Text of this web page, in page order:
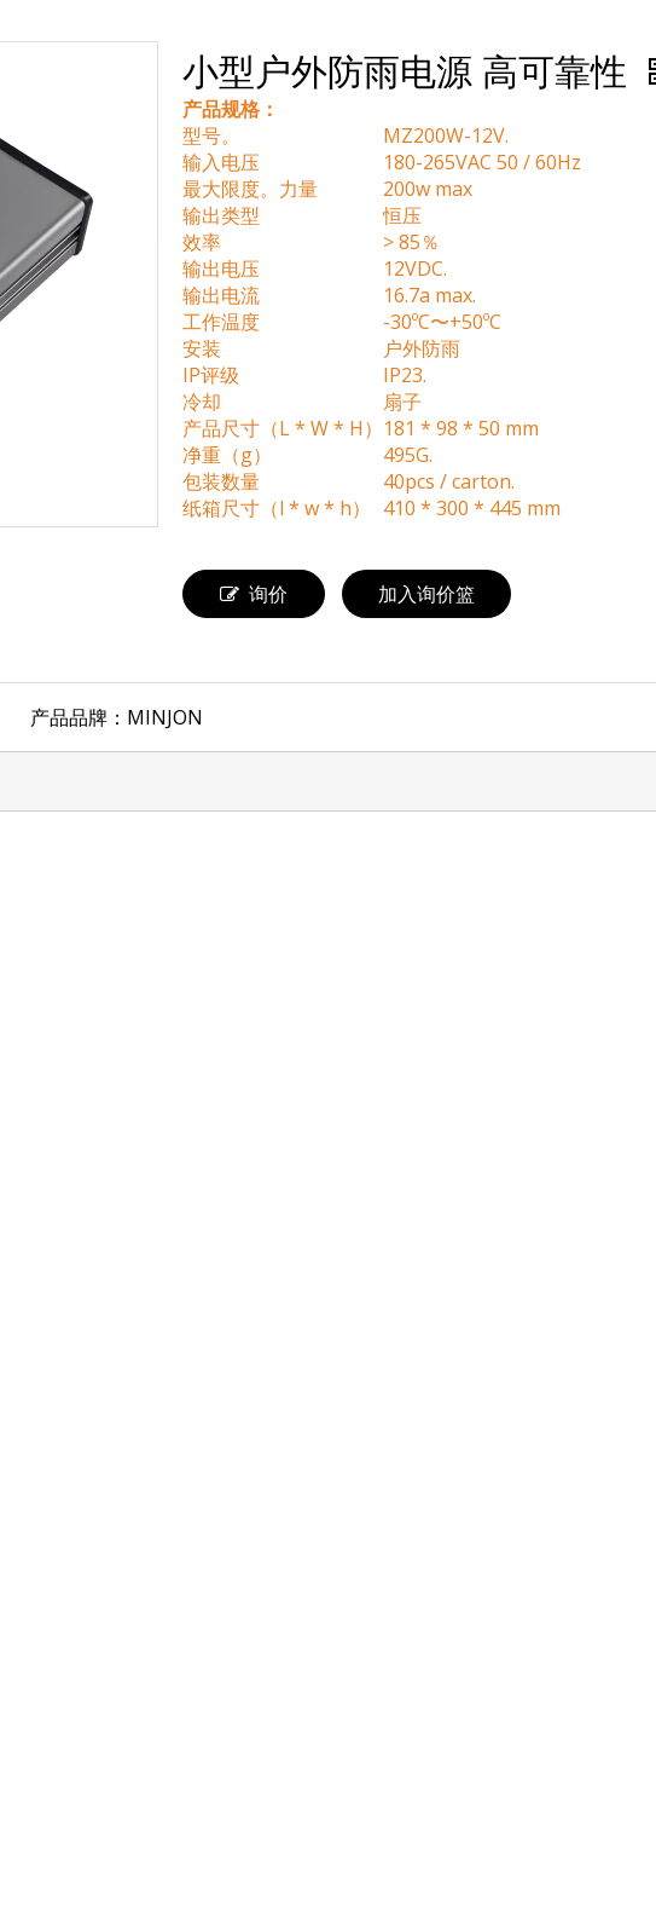
小型户外防雨电源 高可靠性
产品规格：
型号。
MZ200W-12V.
输入电压
180-265VAC 50 / 60Hz
最大限度。力量
200w max
输出类型
恒压
效率
> 85％
输出电压
12VDC.
输出电流
16.7a max.
工作温度
-30ºC〜+50ºC
安装
户外防雨
IP评级
IP23.
冷却
扇子
产品尺寸（L * W * H） 181 * 98 * 50 mm
净重（g）
495G.
包装数量
40pcs / carton.
纸箱尺寸（l * w * h）
410 * 300 * 445 mm
询价 加入询价篮
产品品牌： MINJON